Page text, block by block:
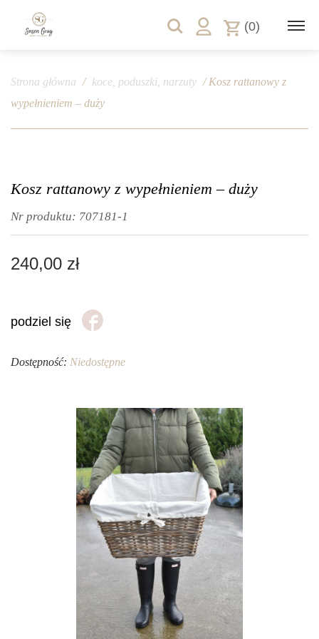
(0)
Strona główna / koce, poduszki, narzuty / Kosz rattanowy z
wypełnieniem – duży
Kosz rattanowy z wypełnieniem – duży
Nr produktu: 707181-1
240,00 zł
podziel się
Dostępność: Niedostępne